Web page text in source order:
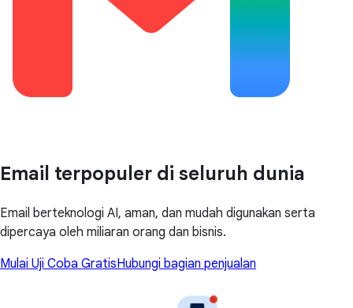
Email terpopuler di seluruh dunia
Email berteknologi AI, aman, dan mudah digunakan serta
dipercaya oleh miliaran orang dan bisnis.
Mulai Uji Coba GratisHubungi bagian penjualan